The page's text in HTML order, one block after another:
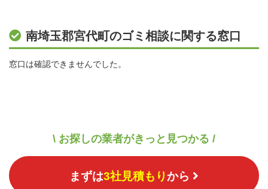
南埼玉郡宮代町のゴミ相談に関する窓口
窓口は確認できませんでした。
\ お探しの業者がきっと見つかる /
まずは3社見積もりから